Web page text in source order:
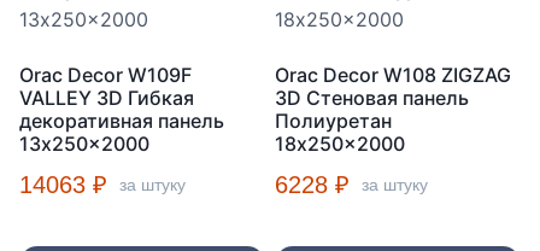
Orac Decor W109F
VALLEY 3D Гибкая
декоративная панель
13x250x2000
14063 ₽ за штуку
Orac Decor W108 ZIGZAG
3D Стеновая панель
Полиуретан
18x250x2000
6228 ₽ за штуку